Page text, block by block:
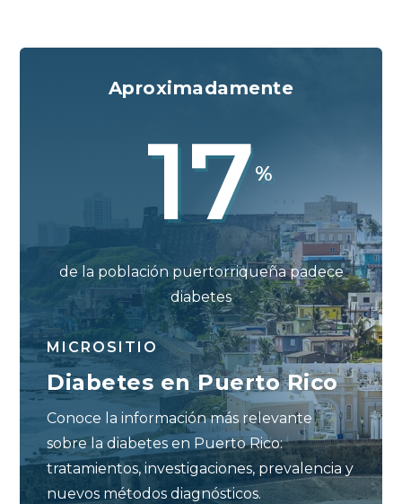
Aproximadamente
17%
de la población puertorriqueña padece
diabetes
MICROSITIO
Diabetes en Puerto Rico
Conoce la información más relevante
sobre la diabetes en Puerto Rico:
tratamientos, investigaciones, prevalencia y
nuevos métodos diagnósticos.